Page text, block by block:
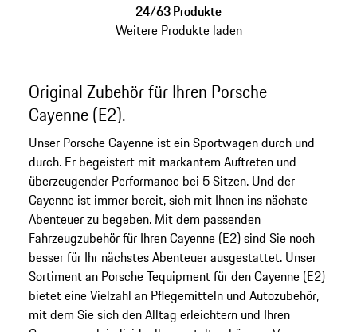
24/63 Produkte
Weitere Produkte laden
Original Zubehör für Ihren Porsche
Cayenne (E2).
Unser Porsche Cayenne ist ein Sportwagen durch und
durch. Er begeistert mit markantem Auftreten und
überzeugender Performance bei 5 Sitzen. Und der
Cayenne ist immer bereit, sich mit Ihnen ins nächste
Abenteuer zu begeben. Mit dem passenden
Fahrzeugzubehör für Ihren Cayenne (E2) sind Sie noch
besser für Ihr nächstes Abenteuer ausgestattet. Unser
Sortiment an Porsche Tequipment für den Cayenne (E2)
bietet eine Vielzahl an Pflegemitteln und Autozubehör,
mit dem Sie sich den Alltag erleichtern und Ihren